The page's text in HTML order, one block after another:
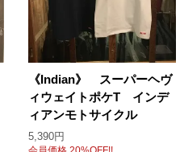
《Indian》 スーパーヘヴ
ィウェイトポケT インデ
ィアンモトサイクル
5,390円